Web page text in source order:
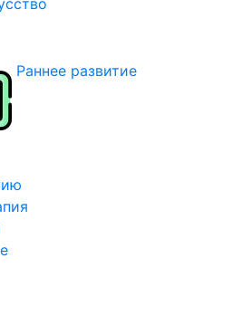
Раннее развитие